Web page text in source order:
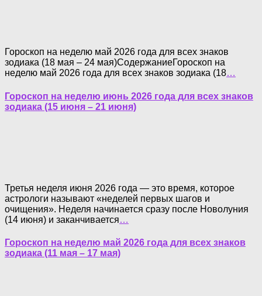
Гороскоп на неделю май 2026 года для всех знаков
зодиака (18 мая – 24 мая)СодержаниеГороскоп на
неделю май 2026 года для всех знаков зодиака (18…
Гороскоп на неделю июнь 2026 года для всех знаков
зодиака (15 июня – 21 июня)
Третья неделя июня 2026 года — это время, которое
астрологи называют «неделей первых шагов и
очищения». Неделя начинается сразу после Новолуния
(14 июня) и заканчивается…
Гороскоп на неделю май 2026 года для всех знаков
зодиака (11 мая – 17 мая)